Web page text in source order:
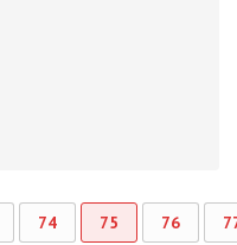
74 75 76